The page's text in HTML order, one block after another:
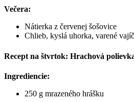
Večera:
Nátierka z červenej šošovice
Chlieb, kyslá uhorka, varené
Recept na štvrtok: Hrachová
Ingrediencie:
250 g mrazeného hrášku